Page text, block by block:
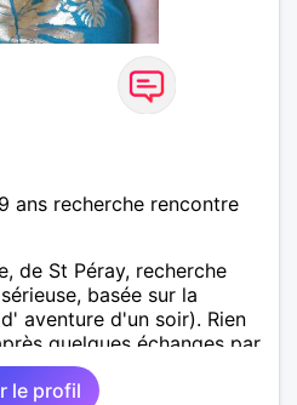
ans recherche rencontre
de St Péray, recherche
basée sur la
aventure d'un soir). Rien
quelques échanges par
il y a un feeling entre les
Au plaisir de se
le profil